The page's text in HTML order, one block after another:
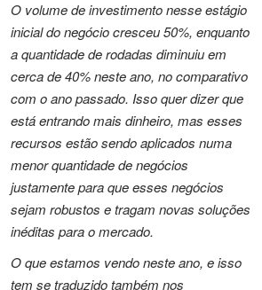
O volume de investimento nesse estágio
inicial do negócio cresceu 50%, enquanto
a quantidade de rodadas diminuiu em
cerca de 40% neste ano, no comparativo
com o ano passado. Isso quer dizer que
está entrando mais dinheiro, mas esses
recursos estão sendo aplicados numa
menor quantidade de negócios
justamente para que esses negócios
sejam robustos e tragam novas soluções
inéditas para o mercado.
O que estamos vendo neste ano, e isso
tem se traduzido também nos